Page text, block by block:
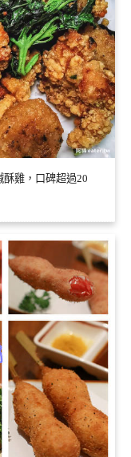
雞，口碑超過20